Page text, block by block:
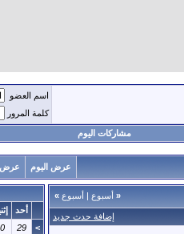
اسم العضو
كلمة المرور
مشاركات اليوم
عرض اليوم عرض
« أسبوع | أسبوع »
إضافة حدث جديد
أحد
>
29